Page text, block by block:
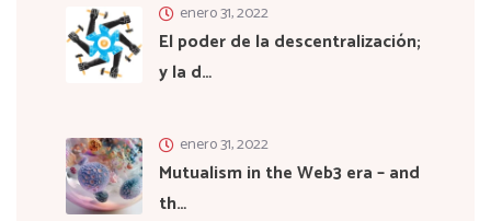
El poder de la descentralización;
y la d…
enero 31, 2022
Mutualism in the Web3 era – and
th…
enero 31, 2022